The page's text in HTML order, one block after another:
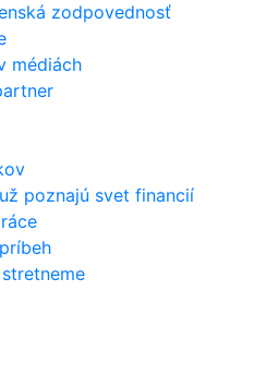
zodpovednosť
médiách
poznajú svet financií